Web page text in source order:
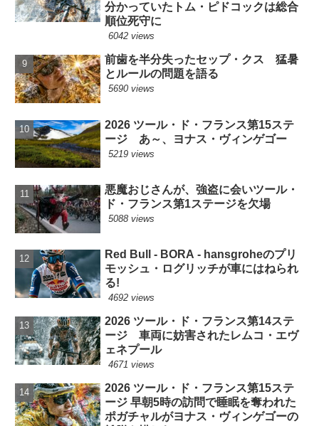
分かっていたトム・ピドコックは総合
順位死守に
6042 views
前歯を半分失ったセップ・クス 猛暑
とルールの問題を語る
5690 views
2026 ツール・ド・フランス第15ステ
ージ あ～、ヨナス・ヴィンゲゴー
5219 views
悪魔おじさんが、強盗に会いツール・
ド・フランス第1ステージを欠場
5088 views
Red Bull - BORA - hansgroheのプリ
モッシュ・ログリッチが車にはねられ
る!
4692 views
2026 ツール・ド・フランス第14ステ
ージ 車両に妨害されたレムコ・エヴ
ェネプール
4671 views
2026 ツール・ド・フランス第15ステ
ージ 早朝5時の訪問で睡眠を奪われた
ポガチャルがヨナス・ヴィンゲゴーの